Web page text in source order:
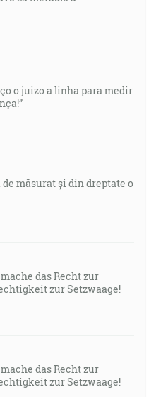
o juizo a linha para medir
măsurat și din dreptate o
das Recht zur
zur Setzwaage!
das Recht zur
zur Setzwaage!